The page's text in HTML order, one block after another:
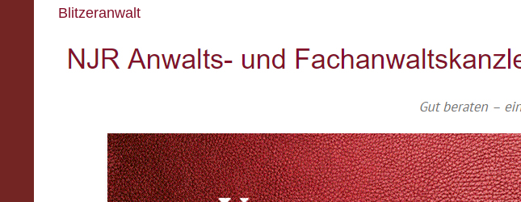
Blitzeranwalt